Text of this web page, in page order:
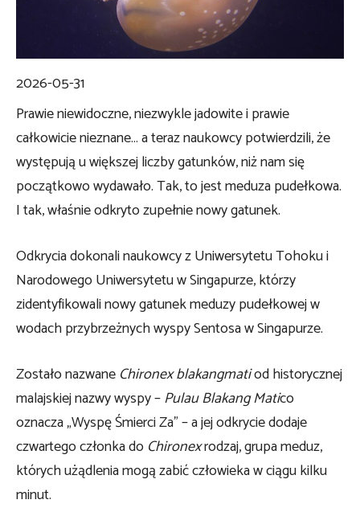
2026-05-31
Prawie niewidoczne, niezwykle jadowite i prawie
całkowicie nieznane… a teraz naukowcy potwierdzili, że
występują u większej liczby gatunków, niż nam się
początkowo wydawało. Tak, to jest meduza pudełkowa.
I tak, właśnie odkryto zupełnie nowy gatunek.
Odkrycia dokonali naukowcy z Uniwersytetu Tohoku i
Narodowego Uniwersytetu w Singapurze, którzy
zidentyfikowali nowy gatunek meduzy pudełkowej w
wodach przybrzeżnych wyspy Sentosa w Singapurze.
Zostało nazwane Chironex blakangmatiod historycznej
malajskiej nazwy wyspy –Pulau Blakang Matico
oznacza „Wyspę Śmierci Za” – a jej odkrycie dodaje
czwartego członka do Chironexrodzaj, grupa meduz,
których użądlenia mogą zabić człowieka w ciągu kilku
minut.